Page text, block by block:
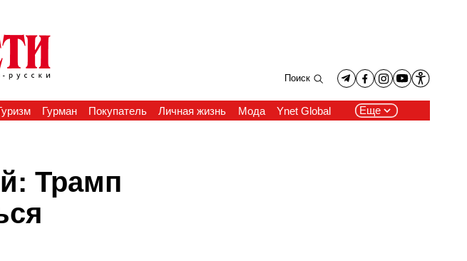
Поиск
Гурман Покупатель Личная жизнь Мода Ynet Global Еще
Трамп